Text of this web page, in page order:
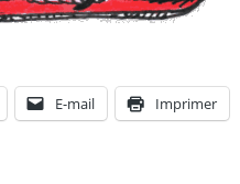
E-mail Imprimer